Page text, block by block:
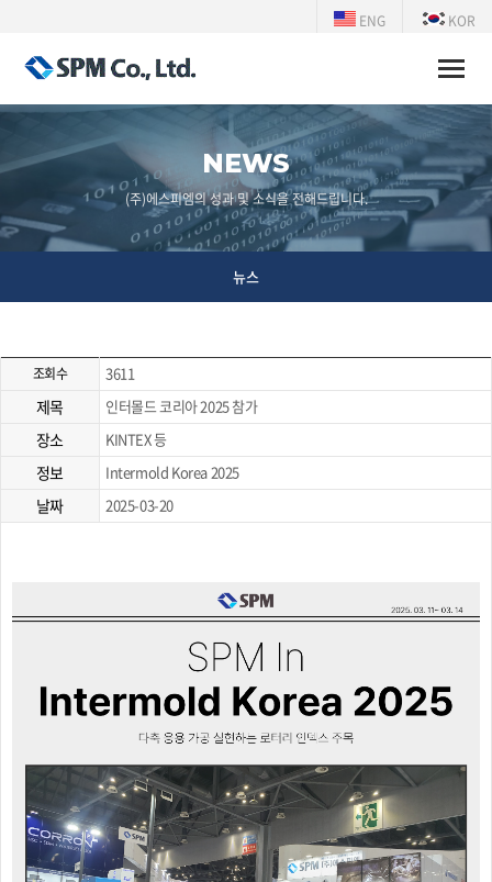
ENG KOR
Toggle
NEWS
(주)에스피엠의 성과 및 소식을 전해드립니다.
뉴스
조회수 3611
제목 인터몰드 코리아 2025 참가
장소 KINTEX 등
정보 Intermold Korea 2025
날짜 2025-03-20